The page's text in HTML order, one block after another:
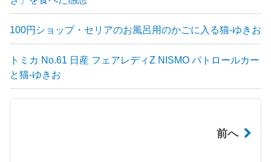
100円ショップ・セリアのお風呂用のかごに入る猫-ゆきお
トミカ No.61 日産 フェアレディZ NISMO パトロールカー
と猫-ゆきお
前へ